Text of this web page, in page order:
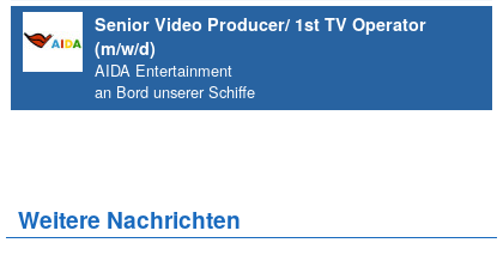
Senior Video Producer/ 1st TV Operator
(m/w/d)
AIDA Entertainment
an Bord unserer Schiffe
Weitere Nachrichten